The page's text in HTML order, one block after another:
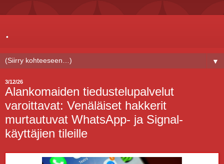
.
▼
3/12/26
Alankomaiden tiedustelupalvelut
varoittavat: Venäläiset hakkerit
murtautuvat WhatsApp- ja Signal-
käyttäjien tileille